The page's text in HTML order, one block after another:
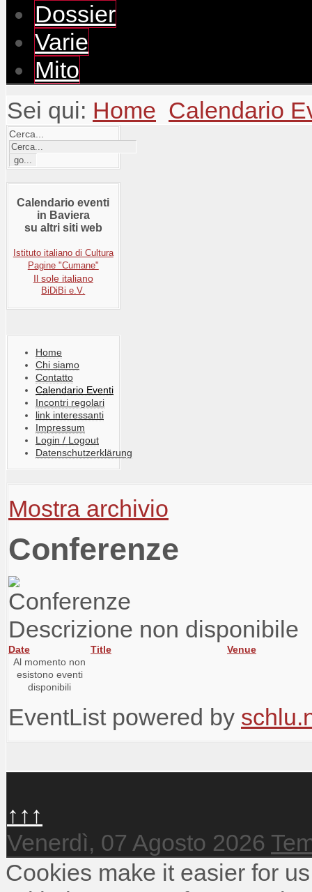
Dossier
Varie
Mito
Sei qui: Home Calendario
Cerca...
Calendario eventi
in Baviera
su altri siti web
Istituto italiano di Cultura
Pagine "Cumane"
Il sole italiano
BiDiBi e.V.
Home
Chi siamo
Contatto
Calendario Eventi
Incontri regolari
link interessanti
Impressum
Login / Logout
Datenschutzerklärung
Mostra archivio
Conferenze
Descrizione non disponibile
Date Title
Venue
Al momento non
esistono eventi
disponibili
EventList powered by
↑↑↑
Venerdì, 07 Agosto 2026
Cookies make it easier for